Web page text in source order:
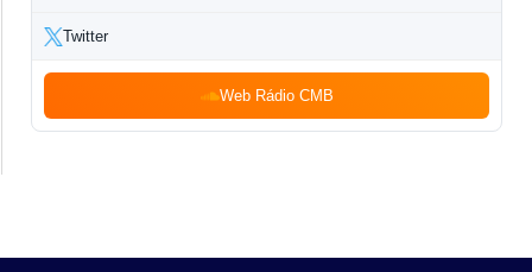
Twitter
Web Rádio CMB